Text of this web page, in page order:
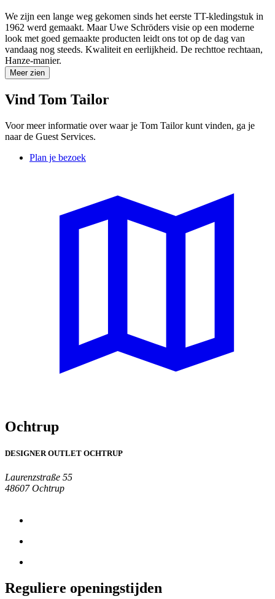
We zijn een lange weg gekomen sinds het eerste TT-kledingstuk in
1962 werd gemaakt. Maar Uwe Schröders visie op een moderne
look met goed gemaakte producten leidt ons tot op de dag van
vandaag nog steeds. Kwaliteit en eerlijkheid. De rechttoe rechtaan,
Hanze-manier.
Meer zien
Vind Tom Tailor
Voor meer informatie over waar je Tom Tailor kunt vinden, ga je
naar de Guest Services.
Plan je bezoek
Ochtrup
DESIGNER OUTLET OCHTRUP
Laurenzstraße 55
48607 Ochtrup
Reguliere openingstijden